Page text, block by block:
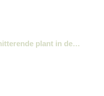
plant in de…